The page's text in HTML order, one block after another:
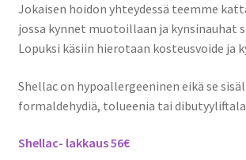
Jokaisen hoidon yhteydessä teemme
jossa kynnet muotoillaan ja kynsinauhat
Lopuksi käsiin hierotaan kosteusvoide ja
Shellac on hypoallergeeninen eikä se
formaldehydiä, tolueenia tai
Shellac- lakkaus 56€